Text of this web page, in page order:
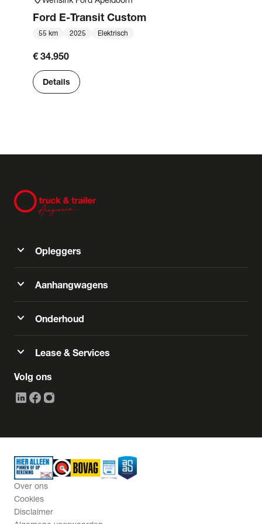
Ford E-Transit Custom
55 km 2025 Elektrisch
€ 34.950
Details
expand_more Opleggers
expand_more Aanhangwagens
expand_more Onderhoud
expand_more Lease & Services
Volg ons
Over ons
Cookies
Disclaimer